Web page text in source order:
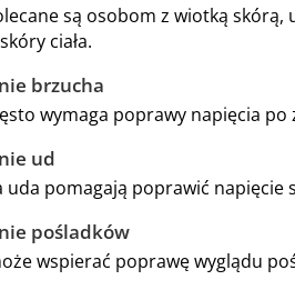
są osobom z wiotką
ciała.
brzucha
wymaga poprawy napięcia
ud
uda pomagają poprawić napięcie
pośladków
wspierać poprawę wyglądu